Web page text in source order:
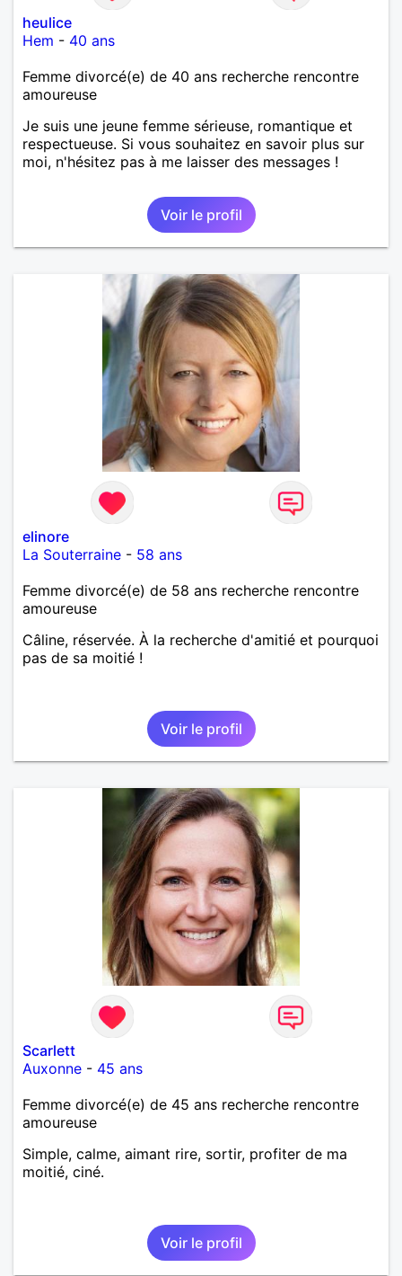
heulice
Hem - 40 ans
Femme divorcé(e) de 40 ans recherche rencontre
amoureuse
Je suis une jeune femme sérieuse, romantique et
respectueuse. Si vous souhaitez en savoir plus sur
moi, n'hésitez pas à me laisser des messages !
Voir le profil
elinore
La Souterraine - 58 ans
Femme divorcé(e) de 58 ans recherche rencontre
amoureuse
Câline, réservée. À la recherche d'amitié et pourquoi
pas de sa moitié !
Voir le profil
Scarlett
Auxonne - 45 ans
Femme divorcé(e) de 45 ans recherche rencontre
amoureuse
Simple, calme, aimant rire, sortir, profiter de ma
moitié, ciné.
Voir le profil